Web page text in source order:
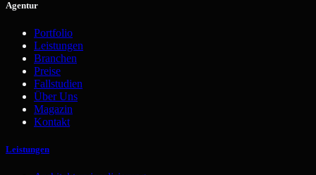
Agentur
Portfolio
Leistungen
Branchen
Preise
Fallstudien
Über Uns
Magazin
Kontakt
Leistungen